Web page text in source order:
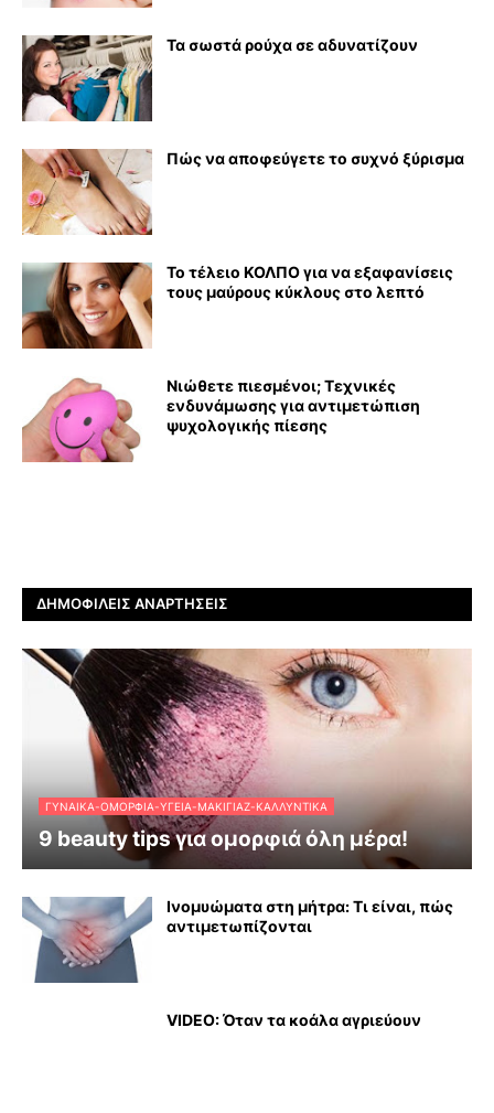
Τα σωστά ρούχα σε αδυνατίζουν
Πώς να αποφεύγετε το συχνό ξύρισμα
Το τέλειο ΚΟΛΠΟ για να εξαφανίσεις
τους μαύρους κύκλους στο λεπτό
Νιώθετε πιεσμένοι; Τεχνικές
ενδυνάμωσης για αντιμετώπιση
ψυχολογικής πίεσης
ΔΗΜΟΦΙΛΕΊΣ ΑΝΑΡΤΉΣΕΙΣ
ΓΥΝΑΊΚΑ-ΟΜΟΡΦΙΆ-ΥΓΕΊΑ-ΜΑΚΙΓΙΆΖ-ΚΑΛΛΥΝΤΙΚΆ
9 beauty tips για ομορφιά όλη μέρα!
Ινομυώματα στη μήτρα: Τι είναι, πώς
αντιμετωπίζονται
VIDEO: Όταν τα κοάλα αγριεύουν